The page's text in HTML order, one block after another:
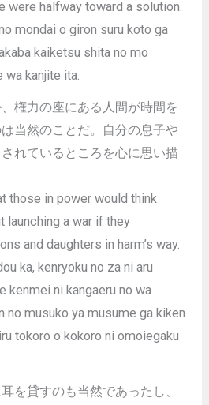
were halfway toward a solution.
mondai o giron suru koto ga
kaiketsu shita no mo
wa kanjite ita.
権力の座にある人間が時間を
当然のことだ。自分の息子や
れているところを心に思い描
those in power would think
launching a war if they
and daughters in harm’s way.
ka, kenryoku no za ni aru
kenmei ni kangaeru no wa
no musuko ya musume ga kiken
tokoro o kokoro ni omoiegaku
を貸すのも当然であったし、